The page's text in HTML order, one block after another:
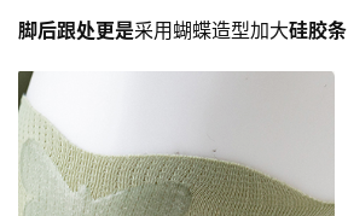
脚后跟处更是采用蝴蝶造型加大硅胶条